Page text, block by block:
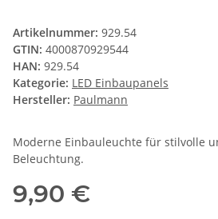
Artikelnummer: 929.54
GTIN: 4000870929544
HAN: 929.54
Kategorie: LED Einbaupanels
Hersteller: Paulmann
Moderne Einbauleuchte für stilvolle
Beleuchtung.
9,90 €